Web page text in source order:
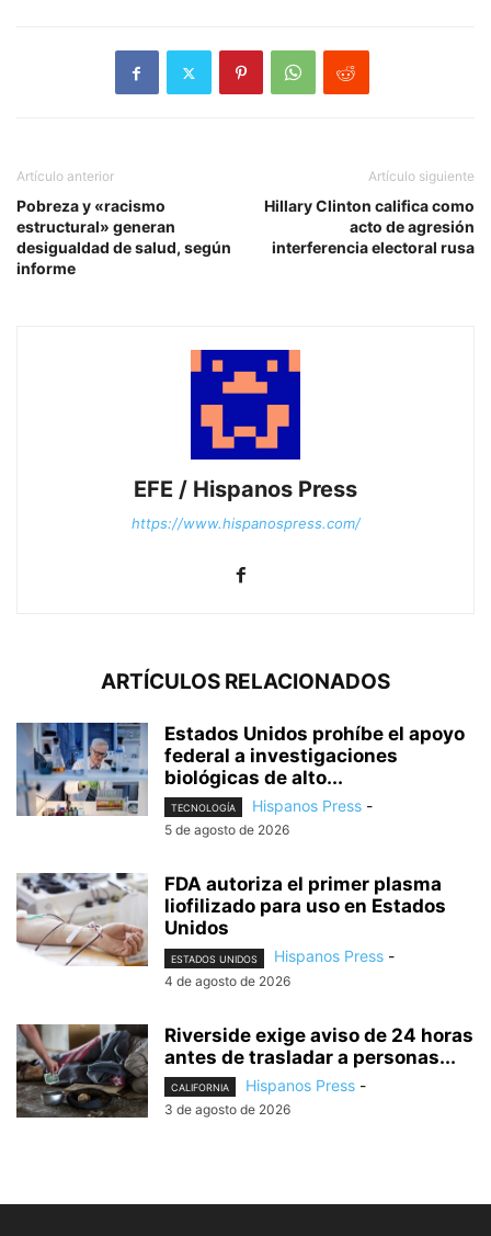
Artículo anterior
Pobreza y «racismo
estructural» generan
desigualdad de salud, según
informe
Artículo siguiente
Hillary Clinton califica como
acto de agresión
interferencia electoral rusa
EFE / Hispanos Press
https://www.hispanospress.com/
ARTÍCULOS RELACIONADOS
Estados Unidos prohíbe el apoyo
federal a investigaciones
biológicas de alto...
TECNOLOGÍA Hispanos Press -
5 de agosto de 2026
FDA autoriza el primer plasma
liofilizado para uso en Estados
Unidos
ESTADOS UNIDOS Hispanos Press -
4 de agosto de 2026
Riverside exige aviso de 24 horas
antes de trasladar a personas...
CALIFORNIA Hispanos Press -
3 de agosto de 2026